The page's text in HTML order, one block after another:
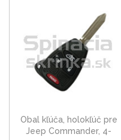
Obal kľúča, holokľúč pre
Jeep Commander, 4-